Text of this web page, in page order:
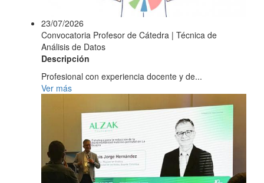
23/07/2026
Convocatoria Profesor de Cátedra | Técnica de
Análisis de Datos
Descripción
Profesional con experiencia docente y de...
Ver más